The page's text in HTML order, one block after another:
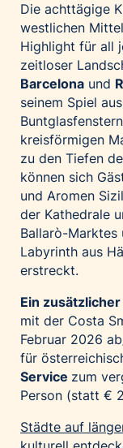
Die achttägige
westlichen
Highlight für all
zeitloser
Barcelona und
seinem Spiel
kreisförmigen
zu den Tiefen
können sich
und Aromen
der Kathedrale
Ballarò-Marktes
Labyrinth aus
erstreckt.
Ein
mit der Costa
Februar 2026
für
Service zum
Person (statt €
Städte auf